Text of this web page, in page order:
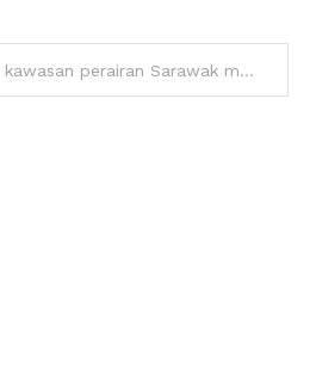
Sarawak milik mutlak negeri ini – Premier